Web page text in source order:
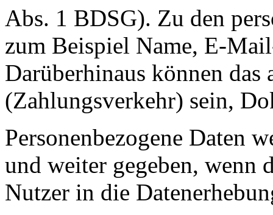
Abs. 1 BDSG). Zu den
zum Beispiel Name, E-
Darüberhinaus können das
(Zahlungsverkehr) sein,
Personenbezogene Daten
und weiter gegeben, wenn
Nutzer in die